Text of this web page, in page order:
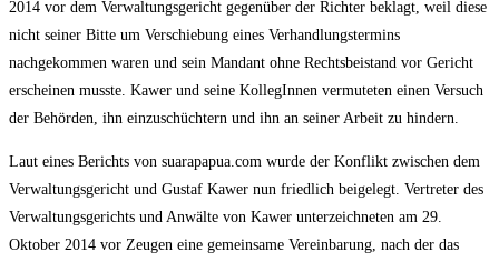
2014 vor dem Verwaltungsgericht gegenüber der Richter beklagt, weil diese
nicht seiner Bitte um Verschiebung eines Verhandlungstermins
nachgekommen waren und sein Mandant ohne Rechtsbeistand vor Gericht
erscheinen musste. Kawer und seine KollegInnen vermuteten einen Versuch
der Behörden, ihn einzuschüchtern und ihn an seiner Arbeit zu hindern.
Laut eines Berichts von suarapapua.com wurde der Konflikt zwischen dem
Verwaltungsgericht und Gustaf Kawer nun friedlich beigelegt. Vertreter des
Verwaltungsgerichts und Anwälte von Kawer unterzeichneten am 29.
Oktober 2014 vor Zeugen eine gemeinsame Vereinbarung, nach der das